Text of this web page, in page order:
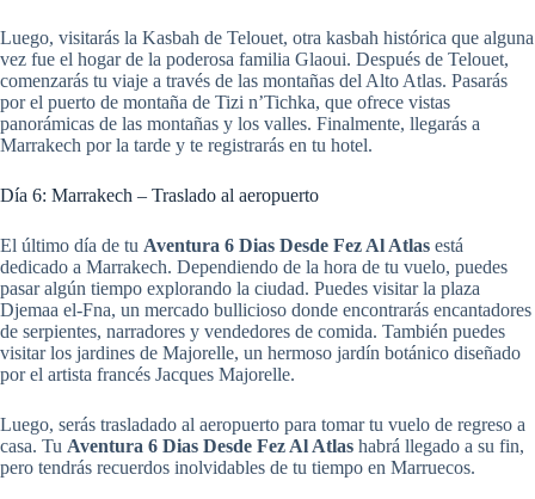
Luego, visitarás la Kasbah de Telouet, otra kasbah histórica que alguna
vez fue el hogar de la poderosa familia Glaoui. Después de Telouet,
comenzarás tu viaje a través de las montañas del Alto Atlas. Pasarás
por el puerto de montaña de Tizi n’Tichka, que ofrece vistas
panorámicas de las montañas y los valles. Finalmente, llegarás a
Marrakech por la tarde y te registrarás en tu hotel.
Día 6: Marrakech – Traslado al aeropuerto
El último día de tu Aventura 6 Dias Desde Fez Al Atlas está
dedicado a Marrakech. Dependiendo de la hora de tu vuelo, puedes
pasar algún tiempo explorando la ciudad. Puedes visitar la plaza
Djemaa el-Fna, un mercado bullicioso donde encontrarás encantadores
de serpientes, narradores y vendedores de comida. También puedes
visitar los jardines de Majorelle, un hermoso jardín botánico diseñado
por el artista francés Jacques Majorelle.
Luego, serás trasladado al aeropuerto para tomar tu vuelo de regreso a
casa. Tu Aventura 6 Dias Desde Fez Al Atlas habrá llegado a su fin,
pero tendrás recuerdos inolvidables de tu tiempo en Marruecos.